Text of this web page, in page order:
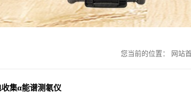
您当前的位置： 网站
集α能谱测氡仪